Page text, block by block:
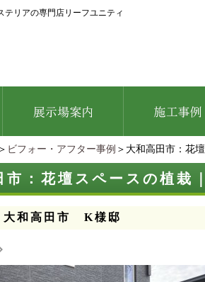
テリアの専門店リーフユニティ
ビフォー・アフター事例 ＞大和高田市：花
市：花壇スペースの植栽
大和高田市 K様邸